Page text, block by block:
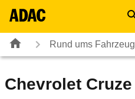
Rund ums Fahrzeug
Chevrolet Cruze